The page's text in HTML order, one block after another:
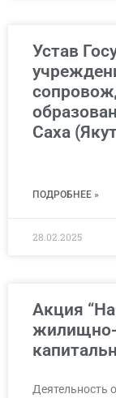
Устав
Саха
ПОДРОБНЕЕ »
28.02.2025
Акция
жилищно-
Деятельность